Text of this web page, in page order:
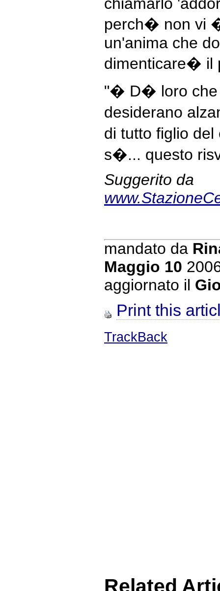
perch� non vi
un'anima che
dimenticare� il
"� D� loro che
desiderano
di tutto figlio
s�... questo
Suggerito da
mandato da
Maggio 10
aggiornato il
Print this
TrackBack
Related